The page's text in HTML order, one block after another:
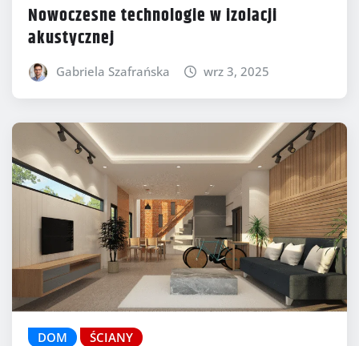
Nowoczesne technologie w izolacji
akustycznej
Gabriela Szafrańska wrz 3, 2025
DOM ŚCIANY